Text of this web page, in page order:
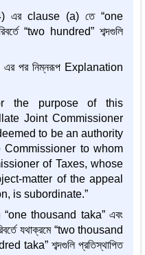
এর clause (a) তে “one
“two hundred” শব্দগুলি
পর নিম্নরূপ Explanation
the purpose of this
Joint Commissioner
to be an authority
Commissioner to whom
of Taxes, whose
matter of the appeal
is subordinate.”
thousand taka” এবং
যথাক্রমে “two thousand
taka” শব্দগুলি প্রতিস্থাপিত